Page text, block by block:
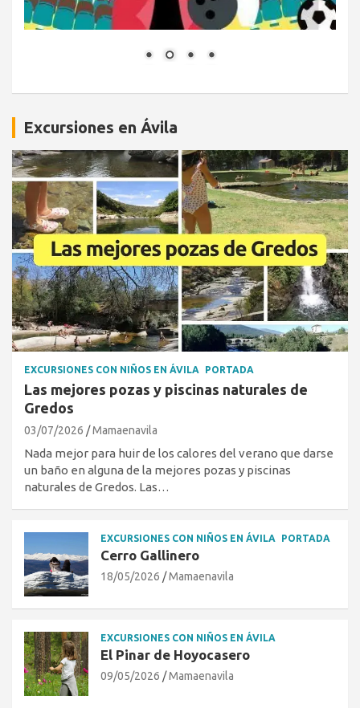
Excursiones en Ávila
EXCURSIONES CON NIÑOS EN ÁVILA PORTADA
Las mejores pozas y piscinas naturales de
Gredos
03/07/2026 Mamaenavila
Nada mejor para huir de los calores del verano que darse
un baño en alguna de la mejores pozas y piscinas
naturales de Gredos. Las…
EXCURSIONES CON NIÑOS EN ÁVILA PORTADA
Cerro Gallinero
18/05/2026 Mamaenavila
EXCURSIONES CON NIÑOS EN ÁVILA
El Pinar de Hoyocasero
09/05/2026 Mamaenavila